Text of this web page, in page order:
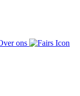
ons